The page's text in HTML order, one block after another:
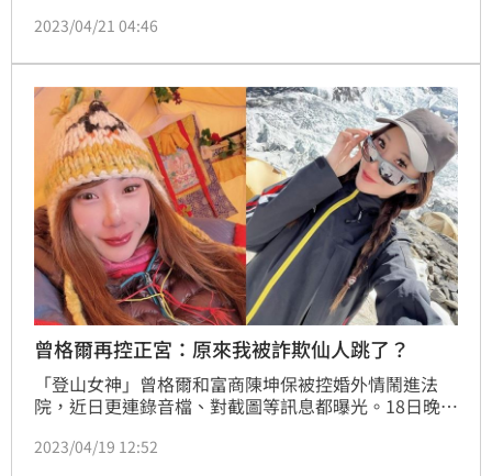
是侵害配偶權？」她在文中提到，如果有婚姻的女性或
「對於大眾來說，這樣算違法嗎？歡迎大家討論！」因
為論點獨特，引發網友熱議，連網紅陳沂也朝聖留言，
「吃個胃藥壓壓驚！」
2023/04/21 04:46
曾格爾再控正宮：原來我被詐欺仙人跳了？
「登山女神」曾格爾和富商陳坤保被控婚外情鬧進法
院，近日更連錄音檔、對截圖等訊息都曝光。18日晚
格爾發生親密接觸；曾格爾今（19）天再度透過臉書控
2023/04/19 12:52